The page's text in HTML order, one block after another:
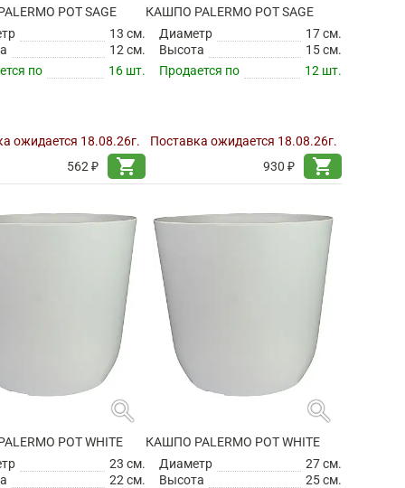
POT SAGE
13 см.
12 см.
по
16 шт.
ожидается 18.08.26г.
562 ₽
shopping_cart
КАШПО PALERMO POT SAGE
Диаметр
17 см.
Высота
15 см.
Продается по
12 шт.
Поставка ожидается 18.08.26г.
930 ₽
shopping_cart
search
POT WHITE
23 см.
22 см.
search
КАШПО PALERMO POT WHITE
Диаметр
27 см.
Высота
25 см.